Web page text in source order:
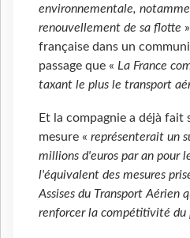
environnementale,
renouvellement de sa flotte
française dans un
passage que « La France
taxant le plus le transport
Et la compagnie a déjà fait
mesure « représenterait un
millions d'euros par an pour
l'équivalent des mesures
Assises du Transport Aérien
renforcer la compétitivité du